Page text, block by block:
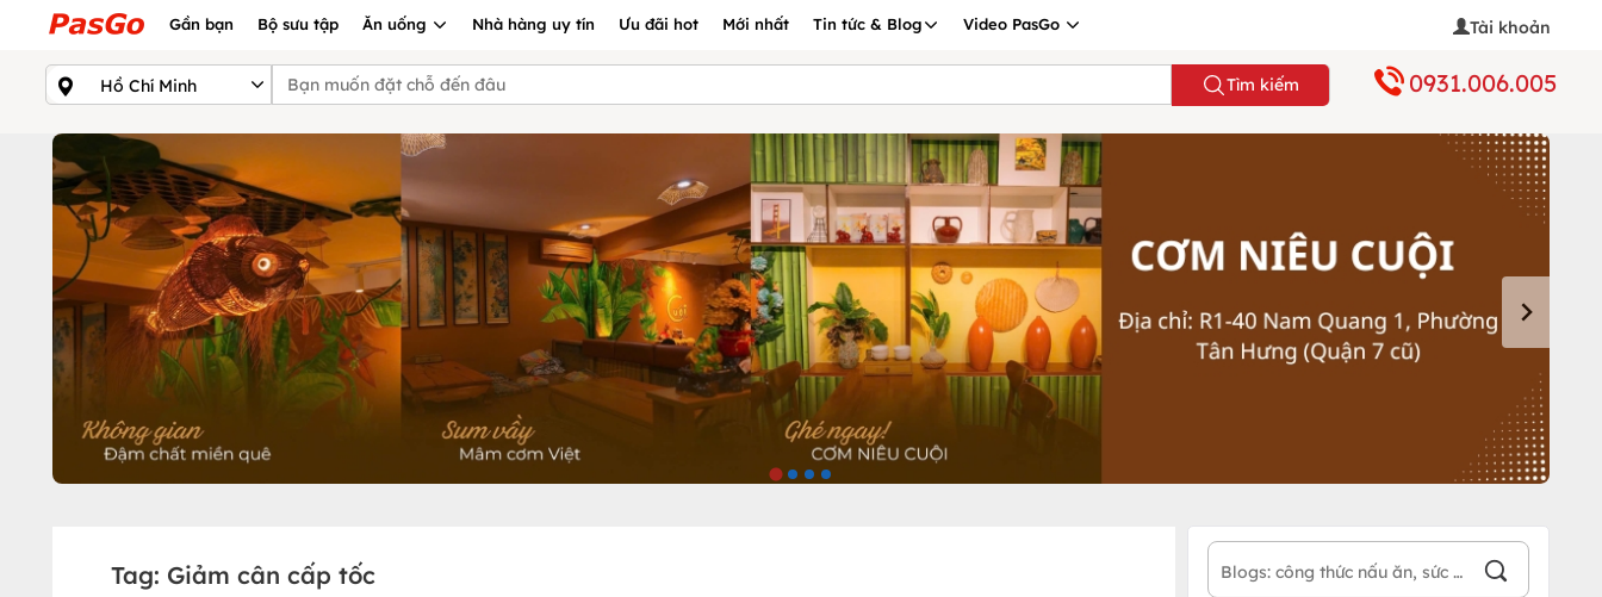
Gần bạn Bộ sưu tập Ăn uống Nhà hàng uy tín Ưu đãi hot Mới nhất Tin tức & Blog Video PasGo Tài khoản
Tìm kiếm 0931.006.005
Tag: Giảm cân cấp tốc